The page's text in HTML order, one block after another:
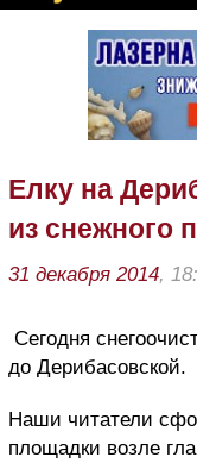
Елку на
из снежного
31 декабря 2014,
Сегодня
до Дерибасовской.
Наши читатели
площадки возле